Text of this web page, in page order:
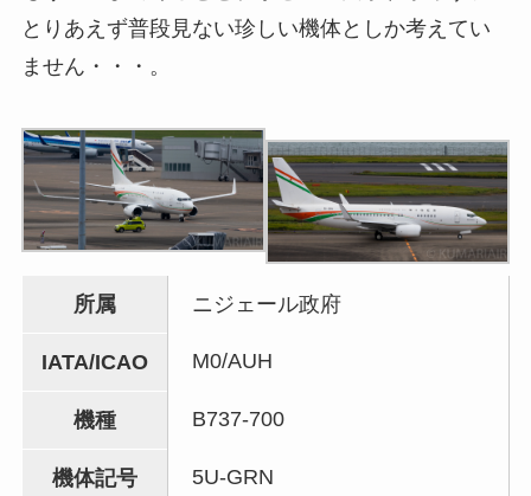
とりあえず普段見ない珍しい機体としか考えてい
ません・・・。
所属 ニジェール政府
IATA/ICAO M0/AUH
機種 B737-700
機体記号 5U-GRN